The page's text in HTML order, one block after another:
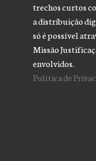
trechos curtos
a distribuição
só é possível
Missão
envolvidos.
Política de